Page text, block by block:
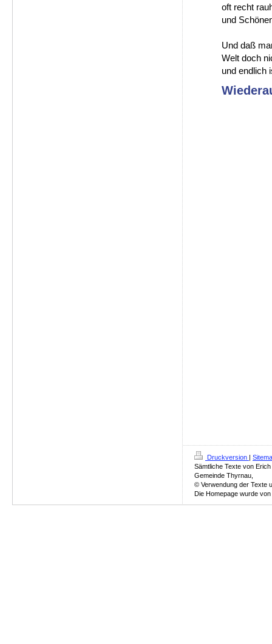
oft recht
und
Und daß
Welt doch
und endlich
Druckversion |
Sämtliche Texte von
Gemeinde Thyrnau,
© Verwendung der Texte
Die Homepage wurde